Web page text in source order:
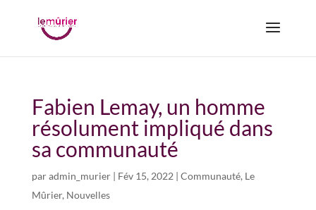
Fabien Lemay, un homme
résolument impliqué dans
sa communauté
paradmin_murier| Fév 15, 2022 | Communauté, Le
Mûrier, Nouvelles